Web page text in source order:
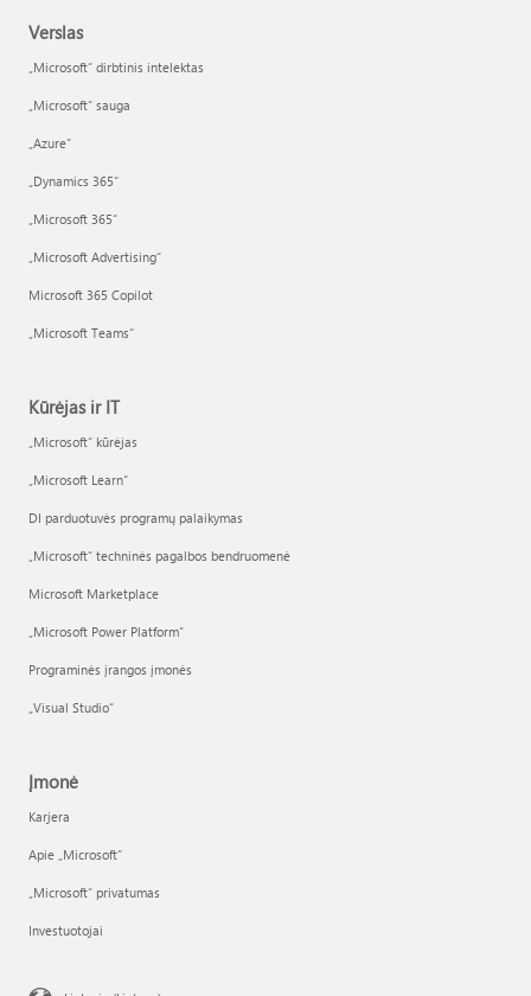
Verslas
„Microsoft“ dirbtinis intelektas
„Microsoft“ sauga
„Azure”
„Dynamics 365“
„Microsoft 365“
„Microsoft Advertising“
Microsoft 365 Copilot
„Microsoft Teams“
Kūrėjas ir IT
„Microsoft“ kūrėjas
„Microsoft Learn“
DI parduotuvės programų palaikymas
„Microsoft“ techninės pagalbos bendruomenė
Microsoft Marketplace
„Microsoft Power Platform“
Programinės įrangos įmonės
„Visual Studio“
Įmonė
Karjera
Apie „Microsoft“
„Microsoft“ privatumas
Investuotojai